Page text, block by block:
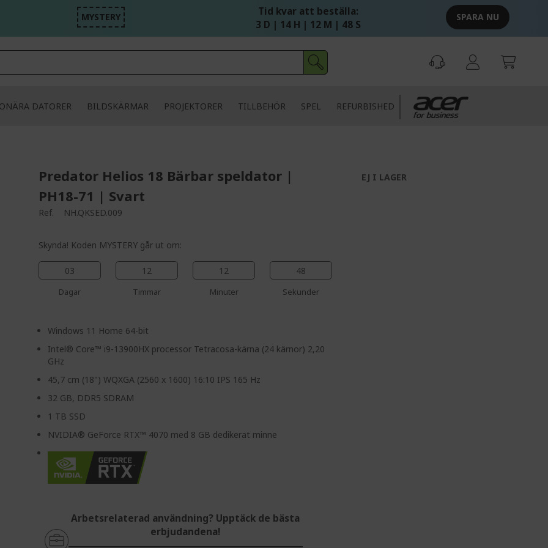
MYSTERY
Tid kvar att beställa:
3 D | 14 H | 12 M | 47 S
SPARA NU
DATORER BILDSKÄRMAR PROJEKTORER TILLBEHÖR SPEL REFURBISHED
Predator Helios 18 Bärbar speldator |
PH18-71 | Svart
Ref. NH.QKSED.009
Skynda! Koden MYSTERY går ut om:
03
Dagar
12
Timmar
12
Minuter
47
Sekunder
Windows 11 Home 64-bit
Intel® Core™ i9-13900HX processor Tetracosa-kärna (24 kärnor) 2,20
GHz
45,7 cm (18") WQXGA (2560 x 1600) 16:10 IPS 165 Hz
32 GB, DDR5 SDRAM
1 TB SSD
NVIDIA® GeForce RTX™ 4070 med 8 GB dedikerat minne
Arbetsrelaterad användning? Upptäck de bästa
erbjudandena!
EJ I LAGER